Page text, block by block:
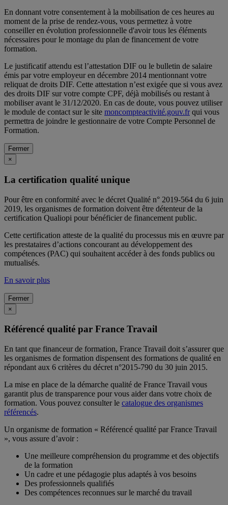
En donnant votre consentement à la mobilisation de ces heures au
moment de la prise de rendez-vous, vous permettez à votre
conseiller en évolution professionnelle d'avoir tous les éléments
nécessaires pour le montage du plan de financement de votre
formation.
Le justificatif attendu est l’attestation DIF ou le bulletin de salaire
émis par votre employeur en décembre 2014 mentionnant votre
reliquat de droits DIF. Cette attestation n’est exigée que si vous avez
des droits DIF sur votre compte CPF, déjà mobilisés ou restant à
mobiliser avant le 31/12/2020. En cas de doute, vous pouvez utiliser
le module de contact sur le site moncompteactivité.gouv.frqui vous
permettra de joindre le gestionnaire de votre Compte Personnel de
Formation.
Fermer
×
La certification qualité unique
Pour être en conformité avec le décret Qualité n° 2019-564 du 6 juin
2019, les organismes de formation doivent être détenteur de la
certification Qualiopi pour bénéficier de financement public.
Cette certification atteste de la qualité du processus mis en œuvre par
les prestataires d’actions concourant au développement des
compétences (PAC) qui souhaitent accéder à des fonds publics ou
mutualisés.
En savoir plus
Fermer
×
Référencé qualité par France Travail
En tant que financeur de formation, France Travail doit s’assurer que
les organismes de formation dispensent des formations de qualité en
répondant aux 6 critères du décret n°2015-790 du 30 juin 2015.
La mise en place de la démarche qualité de France Travail vous
garantit plus de transparence pour vous aider dans votre choix de
formation. Vous pouvez consulter le catalogue des organismes
référencés.
Un organisme de formation « Référencé qualité par France Travail
», vous assure d’avoir :
Une meilleure compréhension du programme et des objectifs
de la formation
Un cadre et une pédagogie plus adaptés à vos besoins
Des professionnels qualifiés
Des compétences reconnues sur le marché du travail